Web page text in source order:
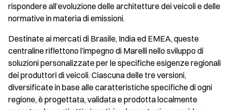
rispondere all’evoluzione delle architetture dei veicoli e delle
normative in materia di emissioni.
Destinate ai mercati di Brasile, India ed EMEA, queste
centraline riflettono l’impegno di Marelli nello sviluppo di
soluzioni personalizzate per le specifiche esigenze regionali
dei produttori di veicoli. Ciascuna delle tre versioni,
diversificate in base alle caratteristiche specifiche di ogni
regione, è progettata, validata e prodotta localmente